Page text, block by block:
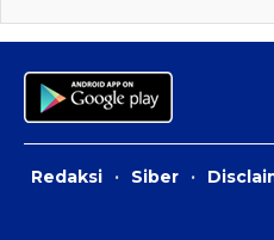
Redaksi · Siber ·